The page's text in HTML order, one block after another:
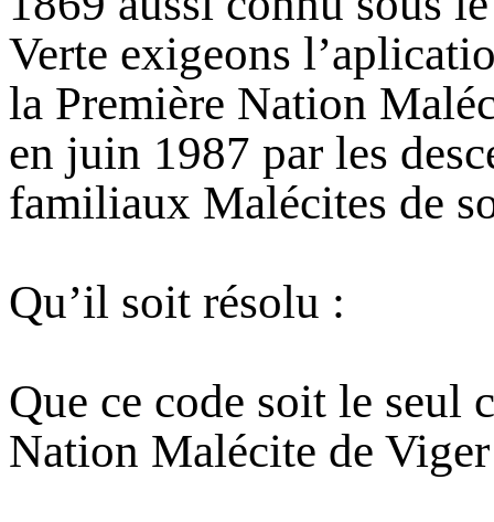
Verte exigeons
la Première Nation
en juin 1987 par les
familiaux Malécites de
Qu’il soit résolu :
Que ce code soit le seul
Nation Malécite de